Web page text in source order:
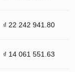
₫ 22 242 941.80
₫ 14 061 551.63